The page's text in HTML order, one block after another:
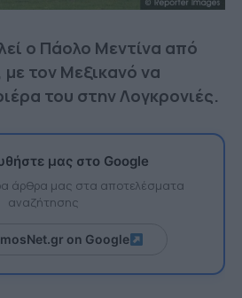
ο Πάολο Μεντίνα από
τον Μεξικανό να
του στην Λογκρονιές.
μας στο Google
άρθρα μας στα αποτελέσματα
αναζήτησης
on Google